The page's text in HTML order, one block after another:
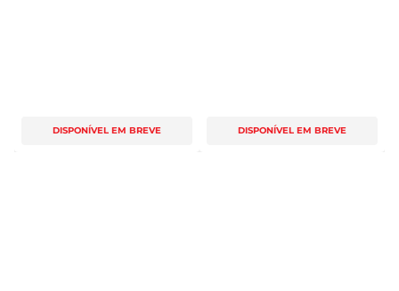
DISPONÍVEL EM BREVE DISPONÍVEL EM BREVE